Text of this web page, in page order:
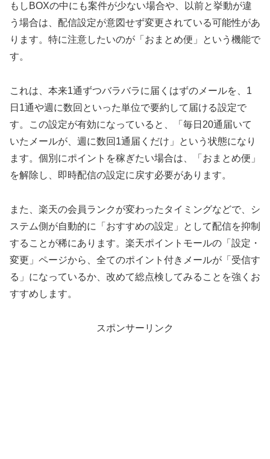
もしBOXの中にも案件が少ない場合や、以前と挙動が違
う場合は、配信設定が意図せず変更されている可能性があ
ります。特に注意したいのが「おまとめ便」という機能で
す。
これは、本来1通ずつバラバラに届くはずのメールを、1
日1通や週に数回といった単位で要約して届ける設定で
す。この設定が有効になっていると、「毎日20通届いて
いたメールが、週に数回1通届くだけ」という状態になり
ます。個別にポイントを稼ぎたい場合は、「おまとめ便」
を解除し、即時配信の設定に戻す必要があります。
また、楽天の会員ランクが変わったタイミングなどで、シ
ステム側が自動的に「おすすめの設定」として配信を抑制
することが稀にあります。楽天ポイントモールの「設定・
変更」ページから、全てのポイント付きメールが「受信す
る」になっているか、改めて総点検してみることを強くお
すすめします。
スポンサーリンク